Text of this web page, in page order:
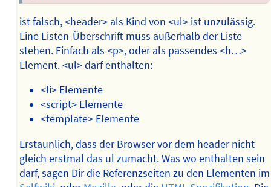
ist falsch, <header> als Kind von <ul> ist unzulässig.
Eine Listen-Überschrift muss außerhalb der Liste
stehen. Einfach als <p>, oder als passendes <h…>
Element. <ul> darf enthalten:
<li> Elemente
<script> Elemente
<template> Elemente
Erstaunlich, dass der Browser vor dem header nicht
gleich erstmal das ul zumacht. Was wo enthalten sein
darf, sagen Dir die Referenzseiten zu den Elementen im